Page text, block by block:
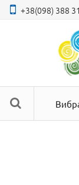
+38(098) 388